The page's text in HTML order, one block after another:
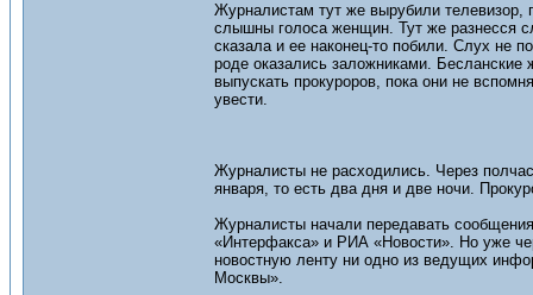
Журналистам тут же вырубили телевизор,
слышны голоса женщин. Тут же разнесся
сказала и ее наконец-то побили. Слух не
роде оказались заложниками.
выпускать прокуроров, пока они не
увести.
Журналисты не расходились. Через
января, то есть два дня и две ночи.
Журналисты начали передавать
«Интерфакса» и РИА «Новости». Но уже
новостную ленту ни одно из ведущих
Москвы».